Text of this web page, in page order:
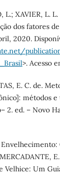
L.; XAVIER, L.
dos fatores
2020.
>. Acesso
E. C. de.
métodos e
2. ed. – Novo
Velhice: Um